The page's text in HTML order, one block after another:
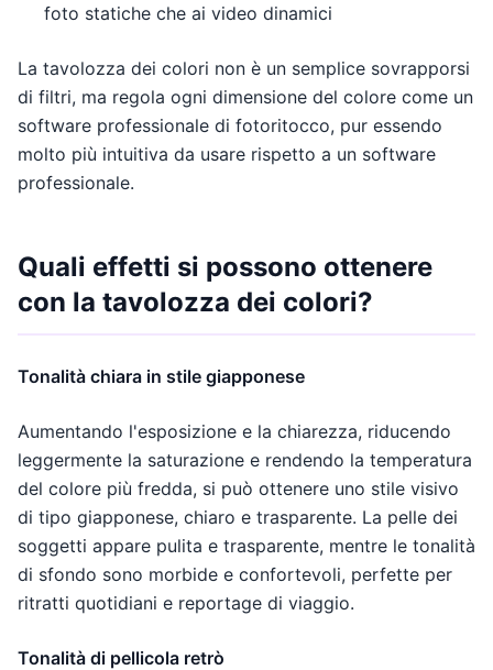
foto statiche che ai video dinamici
La tavolozza dei colori non è un semplice sovrapporsi
di filtri, ma regola ogni dimensione del colore come un
software professionale di fotoritocco, pur essendo
molto più intuitiva da usare rispetto a un software
professionale.
Quali effetti si possono ottenere
con la tavolozza dei colori?
Tonalità chiara in stile giapponese
Aumentando l'esposizione e la chiarezza, riducendo
leggermente la saturazione e rendendo la temperatura
del colore più fredda, si può ottenere uno stile visivo
di tipo giapponese, chiaro e trasparente. La pelle dei
soggetti appare pulita e trasparente, mentre le tonalità
di sfondo sono morbide e confortevoli, perfette per
ritratti quotidiani e reportage di viaggio.
Tonalità di pellicola retrò